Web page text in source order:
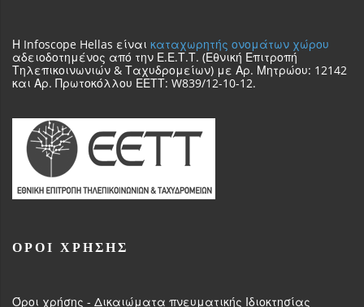
Η Infoscope Hellas είναι καταχωρητής ονομάτων χώρου
αδειοδοτημένος από την Ε.Ε.Τ.Τ. (Εθνική Επιτροπή
Τηλεπικοινωνιών & Ταχυδρομείων) με Αρ. Μητρώου: 12142
και Αρ. Πρωτοκόλλου ΕΕΤΤ: W839/12-10-12.
ΌΡΟΙ ΧΡΗΣΗΣ
Όροι χρήσης - Δικαιώματα πνευματικής Ιδιοκτησίας